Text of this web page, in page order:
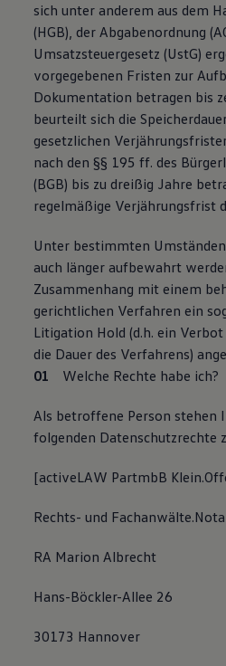
sich unter anderem aus dem
(HGB), der Abgabenordnung
Umsatzsteuergesetz (UstG)
vorgegebenen Fristen zur
Dokumentation betragen bis
beurteilt sich die
gesetzlichen
nach den §§ 195 ff. des
(BGB) bis zu dreißig Jahre
regelmäßige Verjährungsfrist
Unter bestimmten
auch länger aufbewahrt
Zusammenhang mit einem
gerichtlichen Verfahren ein
Litigation Hold (d.h. ein
die Dauer des Verfahrens)
Welche Rechte habe ich?
Als betroffene Person stehen
folgenden Datenschutzrechte
[activeLAW PartmbB
Rechts- und
RA Marion Albrecht
Hans-Böckler-Allee 26
30173 Hannover